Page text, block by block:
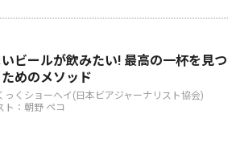
いビールが飲みたい! 最高の一杯を見つ
めのメソッド
っくショーヘイ(日本ビアジャーナリスト協会)
ト：朝野 ペコ